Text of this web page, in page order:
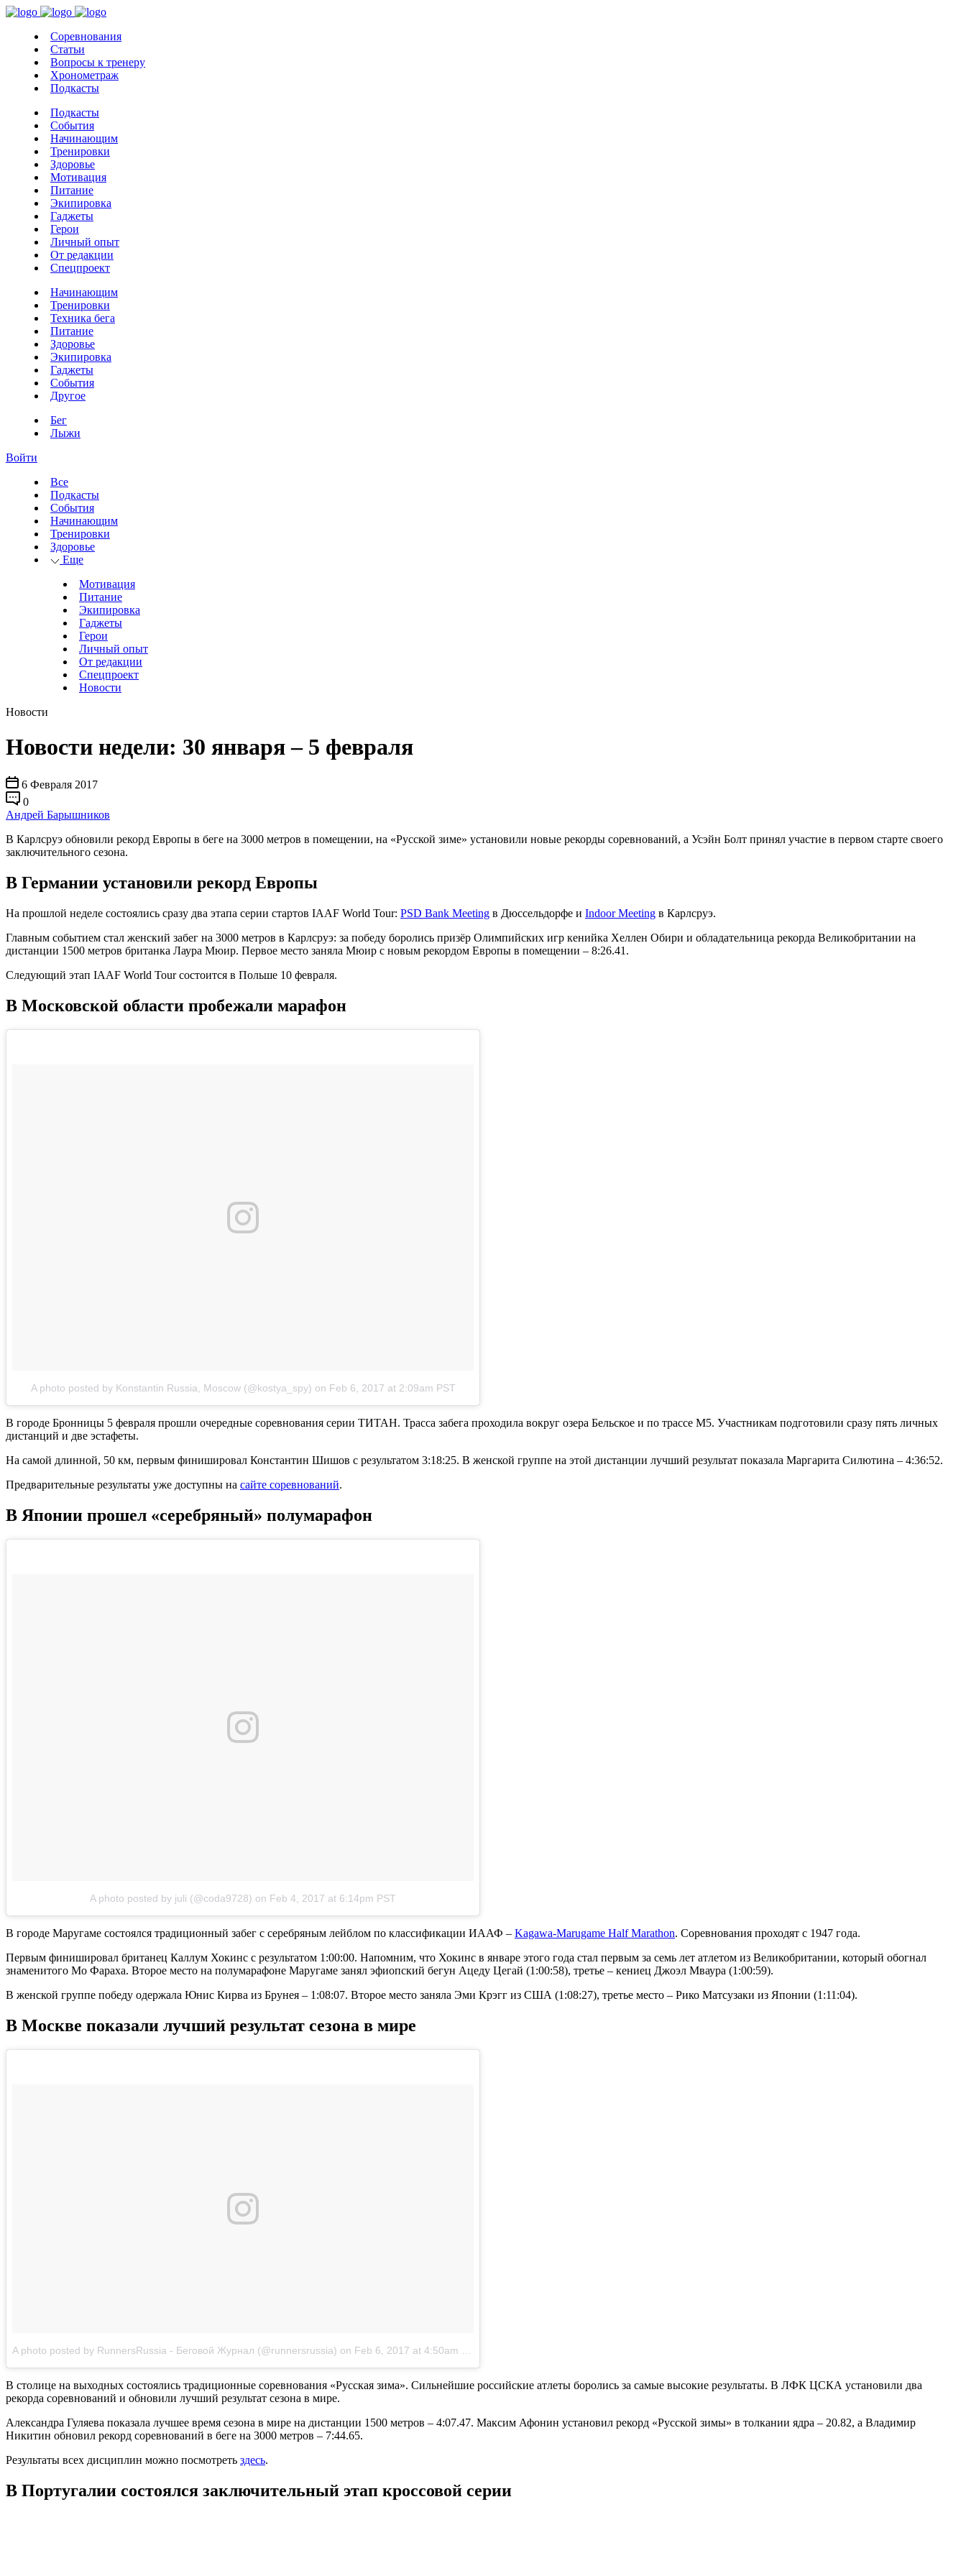
Соревнования
Статьи
Вопросы к тренеру
Хронометраж
Подкасты
Подкасты
События
Начинающим
Тренировки
Здоровье
Мотивация
Питание
Экипировка
Гаджеты
Герои
Личный опыт
От редакции
Спецпроект
Начинающим
Тренировки
Техника бега
Питание
Здоровье
Экипировка
Гаджеты
События
Другое
Бег
Лыжи
Войти
Все
Подкасты
События
Начинающим
Тренировки
Здоровье
Еще
Мотивация
Питание
Экипировка
Гаджеты
Герои
Личный опыт
От редакции
Спецпроект
Новости
Новости
Новости недели: 30 января – 5 февраля
6 Февраля 2017
0
Андрей Барышников
В Карлсруэ обновили рекорд Европы в беге на 3000 метров в помещении, на «Русской зиме» установили новые рекорды соревнований, а Усэйн Болт принял участие в первом старте своего
заключительного сезона.
В Германии установили рекорд Европы
На прошлой неделе состоялись сразу два этапа серии стартов IAAF World Tour: PSD Bank Meeting в Дюссельдорфе и Indoor Meeting в Карлсруэ.
Главным событием стал женский забег на 3000 метров в Карлсруэ: за победу боролись призёр Олимпийских игр кенийка Хеллен Обири и обладательница рекорда Великобритании на
дистанции 1500 метров британка Лаура Мюир. Первое место заняла Мюир с новым рекордом Европы в помещении – 8:26.41.
Следующий этап IAAF World Tour состоится в Польше 10 февраля.
В Московской области пробежали марафон
A photo posted by Konstantin Russia, Moscow (@kostya_spy) on Feb 6, 2017 at 2:09am PST
В городе Бронницы 5 февраля прошли очередные соревнования серии ТИТАН. Трасса забега проходила вокруг озера Бельское и по трассе М5. Участникам подготовили сразу пять личных
дистанций и две эстафеты.
На самой длинной, 50 км, первым финишировал Константин Шишов с результатом 3:18:25. В женской группе на этой дистанции лучший результат показала Маргарита Силютина – 4:36:52.
Предварительные результаты уже доступны на сайте соревнований.
В Японии прошел «серебряный» полумарафон
A photo posted by juli (@coda9728) on Feb 4, 2017 at 6:14pm PST
В городе Маругаме состоялся традиционный забег с серебряным лейблом по классификации ИААФ – Kagawa-Marugame Half Marathon. Соревнования проходят с 1947 года.
Первым финишировал британец Каллум Хокинс с результатом 1:00:00. Напомним, что Хокинс в январе этого года стал первым за семь лет атлетом из Великобритании, который обогнал
знаменитого Мо Фараха. Второе место на полумарафоне Маругаме занял эфиопский бегун Ацеду Цегай (1:00:58), третье – кениец Джоэл Мваура (1:00:59).
В женской группе победу одержала Юнис Кирва из Брунея – 1:08:07. Второе место заняла Эми Крэгг из США (1:08:27), третье место – Рико Матсузаки из Японии (1:11:04).
В Москве показали лучший результат сезона в мире
A photo posted by RunnersRussia - Беговой Журнал (@runnersrussia) on Feb 6, 2017 at 4:50am PST
В столице на выходных состоялись традиционные соревнования «Русская зима». Сильнейшие российские атлеты боролись за самые высокие результаты. В ЛФК ЦСКА установили два
рекорда соревнований и обновили лучший результат сезона в мире.
Александра Гуляева показала лучшее время сезона в мире на дистанции 1500 метров – 4:07.47. Максим Афонин установил рекорд «Русской зимы» в толкании ядра – 20.82, а Владимир
Никитин обновил рекорд соревнований в беге на 3000 метров – 7:44.65.
Результаты всех дисциплин можно посмотреть здесь.
В Португалии состоялся заключительный этап кроссовой серии